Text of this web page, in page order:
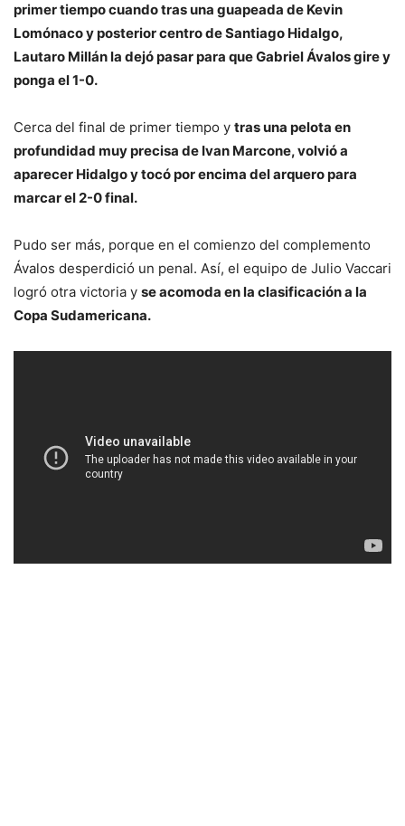
primer tiempo cuando tras una guapeada de Kevin
Lomónaco y posterior centro de Santiago Hidalgo,
Lautaro Millán la dejó pasar para que Gabriel Ávalos gire y
ponga el 1-0.
Cerca del final de primer tiempo y tras una pelota en
profundidad muy precisa de Ivan Marcone, volvió a
aparecer Hidalgo y tocó por encima del arquero para
marcar el 2-0 final.
Pudo ser más, porque en el comienzo del complemento
Ávalos desperdició un penal. Así, el equipo de Julio Vaccari
logró otra victoria y se acomoda en la clasificación a la
Copa Sudamericana.